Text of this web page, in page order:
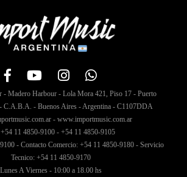
- Madero Harbour - Lola Mora 421, Piso 17 - Puerto
C.A.B.A. - Buenos Aires - Argentina - C1107DDA
- www.importmusic.com.ar
11 4850-9100 - +54 11 4850-9105
- Contacto Comercio: +54 11 4850-9180 - Servicio
Tecnico: +54 11 4850-9170
Lunes A Viernes - 10:00 a 18.00 hs